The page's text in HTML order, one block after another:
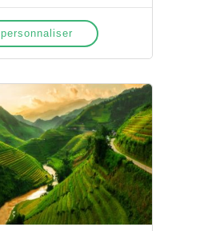
personnaliser